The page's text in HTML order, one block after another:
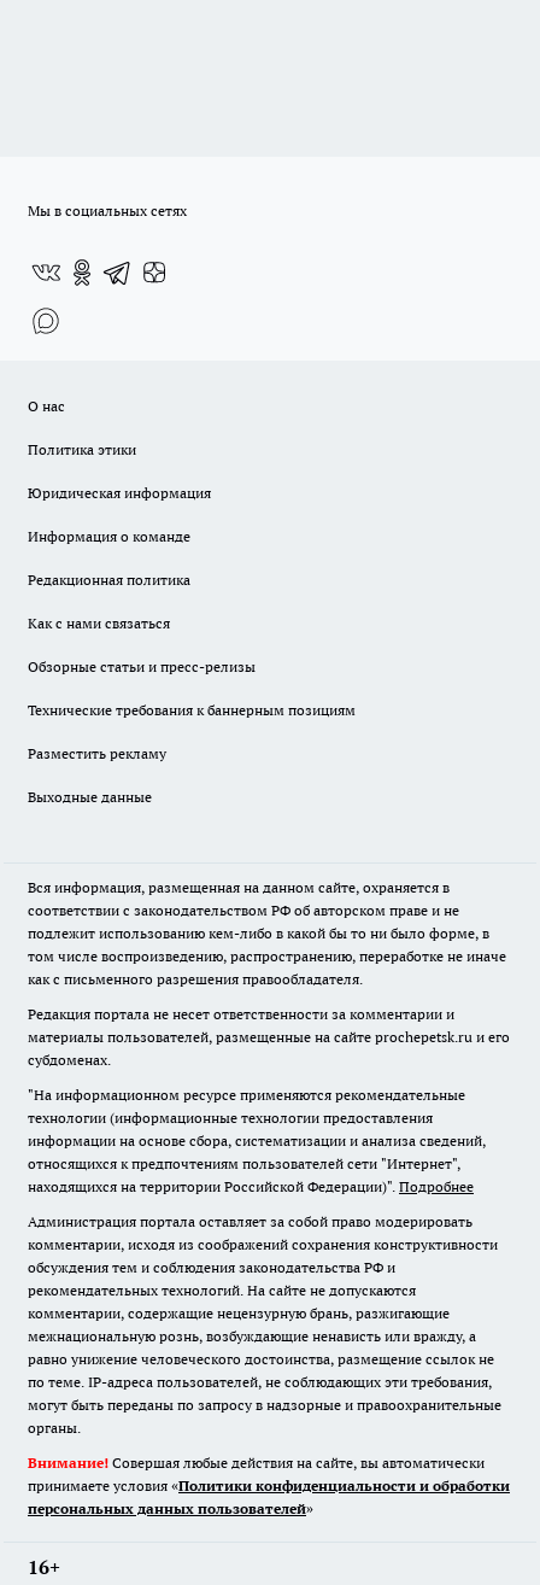
Мы в социальных сетях
О нас
Политика этики
Юридическая информация
Информация о команде
Редакционная политика
Как с нами связаться
Обзорные статьи и пресс-релизы
Технические требования к баннерным позициям
Разместить рекламу
Выходные данные
Вся информация, размещенная на данном сайте, охраняется в
соответствии с законодательством РФ об авторском праве и не
подлежит использованию кем-либо в какой бы то ни было форме, в
том числе воспроизведению, распространению, переработке не иначе
как с письменного разрешения правообладателя.
Редакция портала не несет ответственности за комментарии и
материалы пользователей, размещенные на сайте prochepetsk.ru и его
субдоменах.
"На информационном ресурсе применяются рекомендательные
технологии (информационные технологии предоставления
информации на основе сбора, систематизации и анализа сведений,
относящихся к предпочтениям пользователей сети "Интернет",
находящихся на территории Российской Федерации)". Подробнее
Администрация портала оставляет за собой право модерировать
комментарии, исходя из соображений сохранения конструктивности
обсуждения тем и соблюдения законодательства РФ и
рекомендательных технологий. На сайте не допускаются
комментарии, содержащие нецензурную брань, разжигающие
межнациональную рознь, возбуждающие ненависть или вражду, а
равно унижение человеческого достоинства, размещение ссылок не
по теме. IP-адреса пользователей, не соблюдающих эти требования,
могут быть переданы по запросу в надзорные и правоохранительные
органы.
Внимание! Совершая любые действия на сайте, вы автоматически
принимаете условия «Политики конфиденциальности и обработки
персональных данных пользователей»
16+